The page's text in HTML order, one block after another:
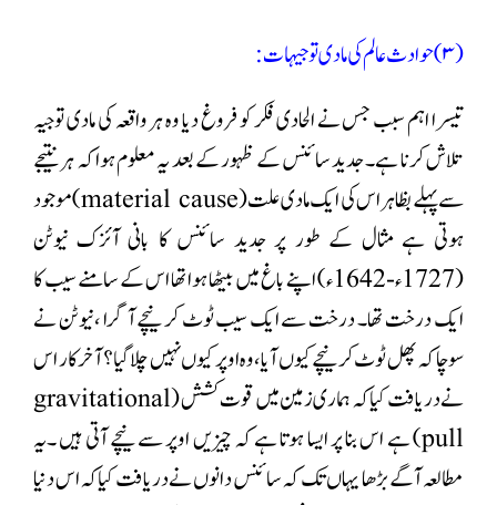
( ۳)حوادث عالم کی مادی توجیہات:
تیسرا اہم سبب جس نے الحادی فکر کو فروغ دیا وہ ہر واقعہ کی مادی توجیہ
تلاش کرنا ہے۔ جدید سائنس کے ظہور کے بعد یہ معلوم ہوا کہ ہر نتیجے
سے پہلے بظاہر اس کی ایک مادی علت ( material cause) موجود
ہوتی ہے مثال کے طور پر جدید سائنس کا بانی آئزک نیوٹن
(1727ء-1642ء) اپنے باغ میں بیٹھا ہوا تھا اس کے سامنے سیب کا
ایک درخت تھا۔ درخت سے ایک سیب ٹوٹ کر نیچے آ گرا ، نیوٹن نے
سوچا کہ پھل ٹوٹ کر نیچے کیوں آیا،وہ اوپر کیوں نہیں چلا گیا؟ آخر کار اس
نے دریافت کیا کہ ہماری زمین میں قوت کشش ( gravitational
pull) ہے اس بنا پر ایسا ہوتا ہے کہ چیزیں اوپر سے نیچے آتی ہیں ۔یہ
مطالعہ آگے بڑھا یہاں تک کہ سائنس دانوں نے دریافت کیاکہ اس دنیا